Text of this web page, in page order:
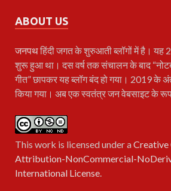
ABOUT US
जनपथहिंदी जगत के शुरुआती ब्लॉगों में है। यह
शुरू हुआ था। दस वर्ष तक संचालन के बाद
गीत” छापकर यह ब्लॉग बंद हो गया। 2019 के
किया गया। अब एक स्वतंत्र जन वेबसाइट के
This work is licensed under aCreative
Attribution-NonCommercial-
International License.